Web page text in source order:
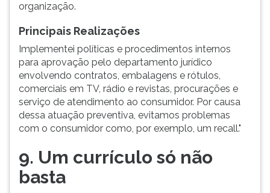
organização.
Principais Realizações
Implementei políticas e procedimentos internos
para aprovação pelo departamento jurídico
envolvendo contratos, embalagens e rótulos,
comerciais em TV, rádio e revistas, procurações e
serviço de atendimento ao consumidor. Por causa
dessa atuação preventiva, evitamos problemas
com o consumidor como, por exemplo, um recall."
9. Um currículo só não
basta